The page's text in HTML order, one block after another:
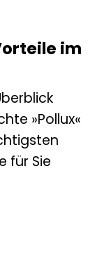
im
»Pollux«
für Sie